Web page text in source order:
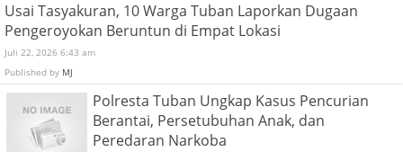
Usai Tasyakuran, 10 Warga Tuban Laporkan Dugaan
Pengeroyokan Beruntun di Empat Lokasi
Juli 22, 2026 6:43 am
Published by MJ
Polresta Tuban Ungkap Kasus Pencurian
Berantai, Persetubuhan Anak, dan
Peredaran Narkoba